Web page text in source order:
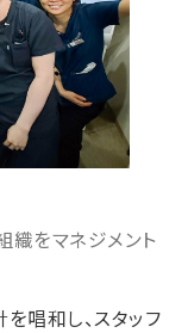
織をマネジメント
唱和し、スタッフ